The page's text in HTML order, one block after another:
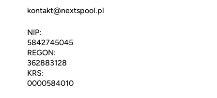
kontakt@nextspool.pl
NIP:
5842745045
REGON:
362883128
KRS:
0000584010